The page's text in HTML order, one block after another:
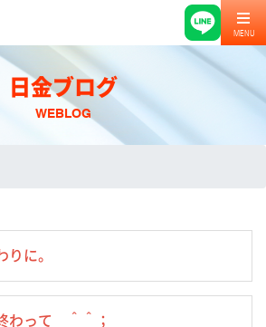
MENU
日金ブログ
WEBLOG
りに。
わって ＾＾；